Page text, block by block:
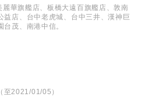
華旗艦店、板橋大遠百旗艦店、敦南
益店、台中老虎城、台中三井、漢神巨
茂、南港中信。
2021/01/05）